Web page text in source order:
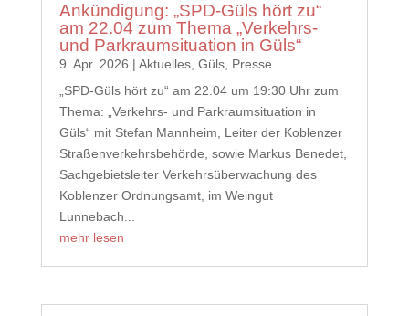
Ankündigung: „SPD-Güls hört zu“
am 22.04 zum Thema „Verkehrs-
und Parkraumsituation in Güls“
9. Apr. 2026 | Aktuelles, Güls, Presse
„SPD-Güls hört zu“ am 22.04 um 19:30 Uhr zum
Thema: „Verkehrs- und Parkraumsituation in
Güls“ mit Stefan Mannheim, Leiter der Koblenzer
Straßenverkehrsbehörde, sowie Markus Benedet,
Sachgebietsleiter Verkehrsüberwachung des
Koblenzer Ordnungsamt, im Weingut
Lunnebach...
mehr lesen